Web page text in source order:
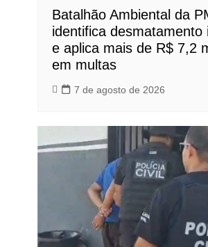
Batalhão Ambiental da
identifica desmatamento
e aplica mais de R$ 7,2
em multas
7 de agosto de 2026